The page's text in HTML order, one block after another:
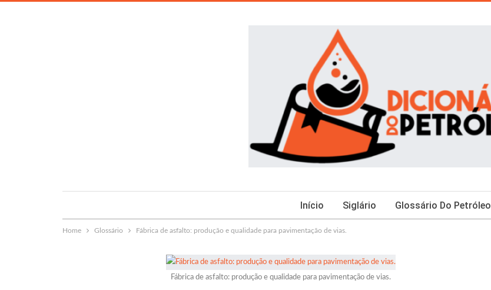
Início Siglário Glossário Do Petróleo
Home Glossário Fábrica de asfalto: produção e qualidade para pavimentação de vias.
Fábrica de asfalto: produção e qualidade para pavimentação de vias.